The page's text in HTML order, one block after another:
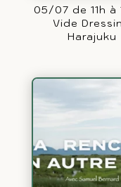
05/07 de 11h à
Vide
Harajuku